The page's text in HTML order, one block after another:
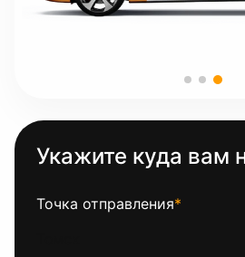
Укажите куда вам
Точка отправления*